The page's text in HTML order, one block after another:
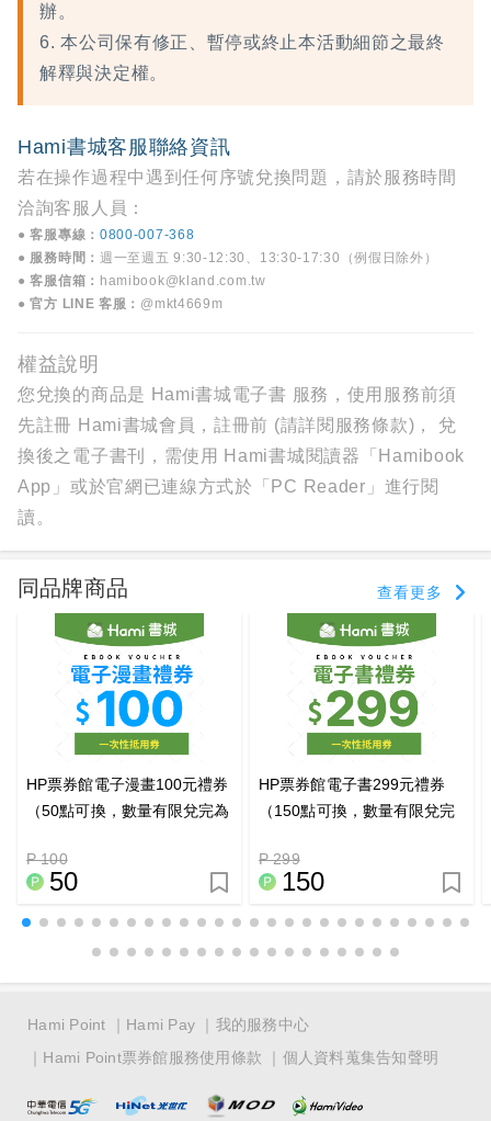
辦。
6. 本公司保有修正、暫停或終止本活動細節之最終
解釋與決定權。
Hami書城客服聯絡資訊
若在操作過程中遇到任何序號兌換問題，請於服務時間
洽詢客服人員：
● 客服專線： 0800-007-368
● 服務時間： 週一至週五 9:30-12:30、13:30-17:30（例假日除外）
● 客服信箱： hamibook@kland.com.tw
● 官方 LINE 客服： @mkt4669m
權益說明
您兌換的商品是 Hami書城電子書 服務，使用服務前須
先註冊 Hami書城會員，註冊前 (請詳閱服務條款)， 兌
換後之電子書刊，需使用 Hami書城閱讀器「Hamibook
App」或於官網已連線方式於「PC Reader」進行閱
讀。
同品牌商品 查看更多
HP票券館電子漫畫100元禮券
（50點可換，數量有限兌完為
P 100
50
HP票券館電子書299元禮券
（150點可換，數量有限兌完
P 299
150
Hami Point Hami Pay
我的服務中心
Hami Point票券館服務使用條款
個人資料蒐集告知聲明